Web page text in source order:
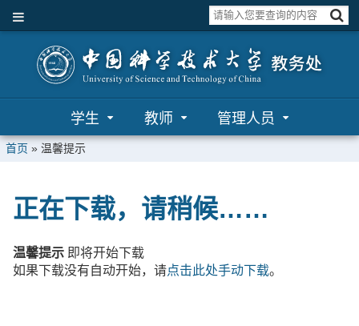
学生 教师 管理人员
首页 » 温馨提示
正在下载，请稍候……
温馨提示 即将开始下载
如果下载没有自动开始，请点击此处手动下载。